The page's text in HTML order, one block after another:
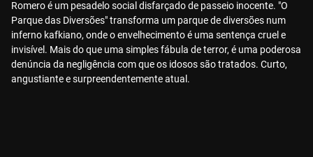
Romero é um pesadelo social disfarçado de passeio inocente. "O
Parque das Diversões" transforma um parque de diversões num
inferno kafkiano, onde o envelhecimento é uma sentença cruel e
invisível. Mais do que uma simples fábula de terror, é uma poderosa
denúncia da negligência com que os idosos são tratados. Curto,
angustiante e surpreendentemente atual.